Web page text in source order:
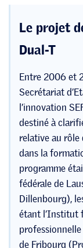
Le projet
Dual-T
Entre 2006 et
Secrétariat
l’innovation
destiné à
relative au
dans la
programme
fédérale de
Dillenbourg),
étant l’Institut
de Fribourg